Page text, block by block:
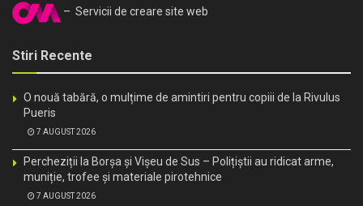
– Servicii de creare site web
Stiri Recente
O nouă tabără, o mulțime de amintiri pentru copiii de la Rivulus
Pueris
7 AUGUST 2026
Percheziții la Borșa și Vișeu de Sus – Polițiștii au ridicat arme,
muniție, trofee și materiale pirotehnice
7 AUGUST 2026